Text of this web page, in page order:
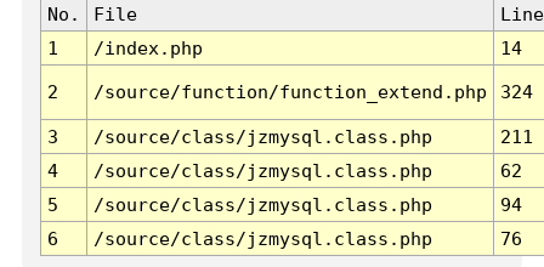
No. File
Line
1
/index.php 14
2 /source/function/function_extend.php 324
3 /source/class/jzmysql.class.php
211
4
/source/class/jzmysql.class.php
62
5
/source/class/jzmysql.class.php
94
6
/source/class/jzmysql.class.php 76